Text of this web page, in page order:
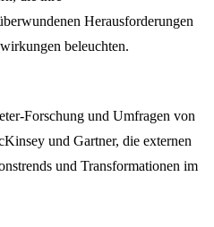
Herausforderungen
beleuchten.
Forschung und Umfragen von
und Gartner, die externen
und Transformationen im